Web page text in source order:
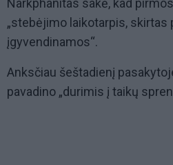
Narkphanitas sakė, kad
„stebėjimo laikotarpis, skirtas
įgyvendinamos“.
Anksčiau šeštadienį
pavadino „durimis į taikų